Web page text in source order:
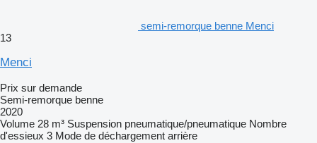
semi-remorque benne Menci
13
Menci
Prix sur demande
Semi-remorque benne
2020
Volume 28 m³ Suspension pneumatique/pneumatique Nombre
d'essieux 3 Mode de déchargement arrière